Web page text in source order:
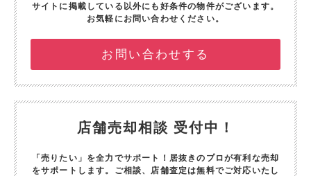
サイトに掲載している以外にも好条件の物件がございます。
お気軽にお問い合わせください。
お問い合わせする
店舗売却相談 受付中！
「売りたい」を全力でサポート！ 居抜きのプロが有利な売却
をサポートします。 ご相談、店舗査定は無料でご対応いたし